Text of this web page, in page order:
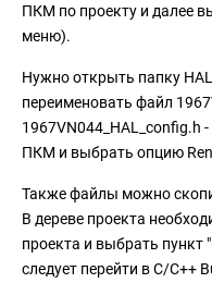
ПКМ по проекту и далее
меню).
Нужно открыть папку
переименовать файл
1967VN044_HAL_config.h
ПКМ и выбрать опцию
Также файлы можно
В дереве проекта
проекта и выбрать
следует перейти в C/